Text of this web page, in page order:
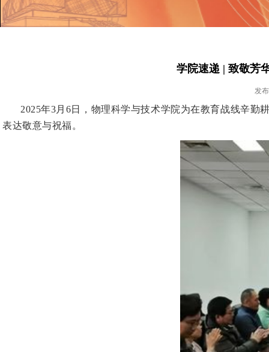
学院速递 | 致敬芳
发
2025年3月6日，物理科学与技术学院为在教育战线辛勤
表达敬意与祝福。